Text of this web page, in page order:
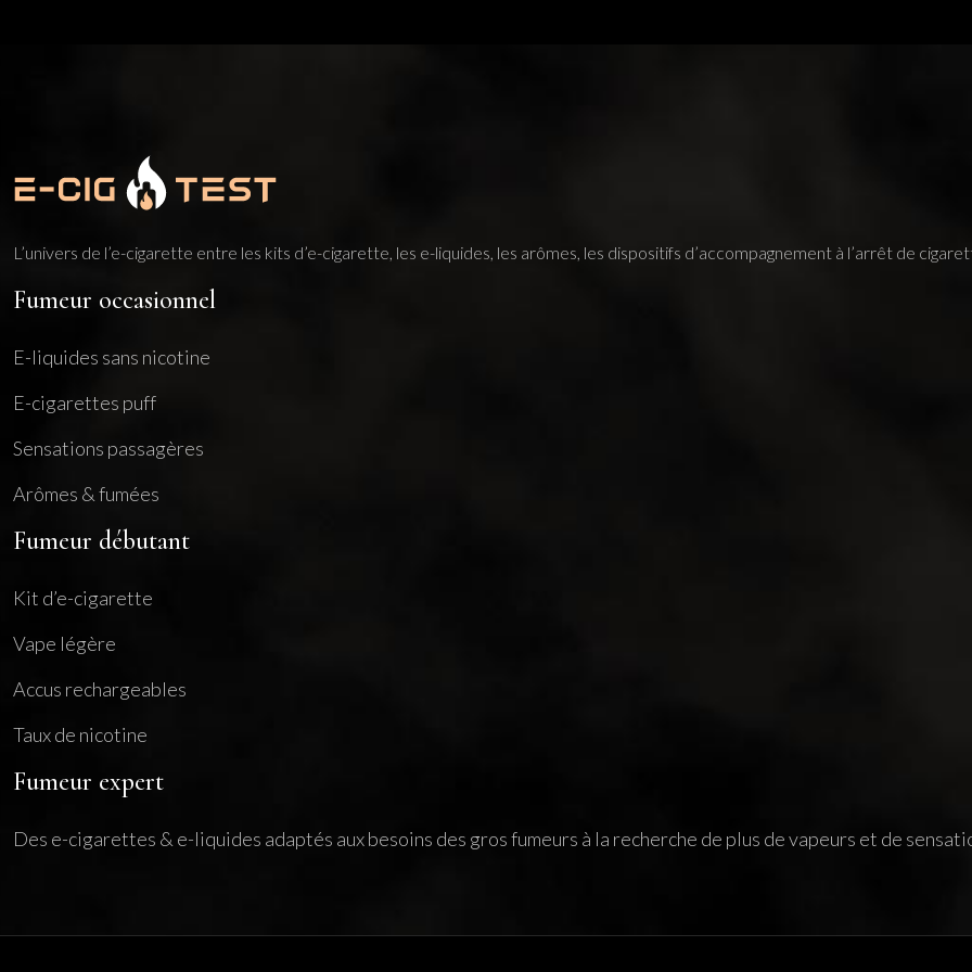
L’univers de l’e-cigarette entre les kits d’e-cigarette, les e-liquides, les arômes, les dispositifs d’accompagnement à l’arrêt de
Fumeur occasionnel
E-liquides sans nicotine
E-cigarettes puff
Sensations passagères
Arômes & fumées
Fumeur débutant
Kit d’e-cigarette
Vape légère
Accus rechargeables
Taux de nicotine
Fumeur expert
Des e-cigarettes & e-liquides adaptés aux besoins des gros fumeurs à la recherche de plus de vapeurs et de